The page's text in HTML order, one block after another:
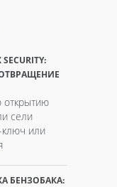
открытию
сели
ключ или
БЕНЗОБАКА: